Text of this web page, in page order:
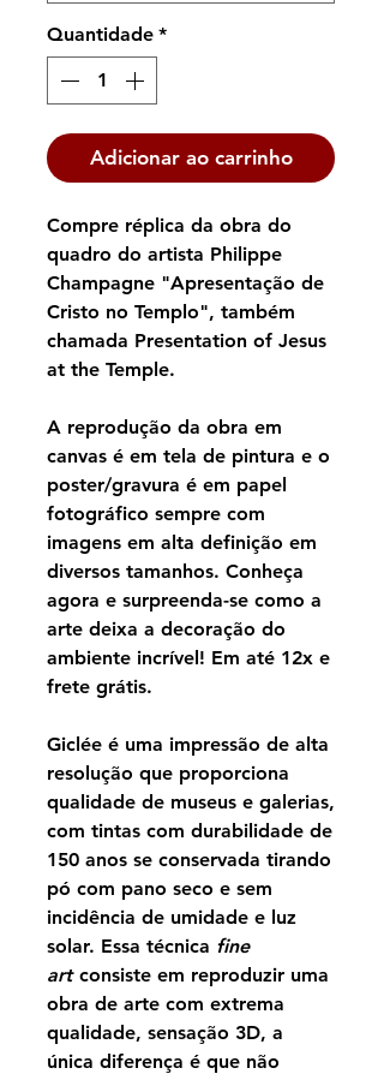
Quantidade *
Adicionar ao carrinho
Compre réplica da obra do
quadro do artista Philippe
Champagne "Apresentação de
Cristo no Templo", também
chamada Presentation of Jesus
at the Temple.
A reprodução da obra em
canvas é em tela de pintura e o
poster/gravura é em papel
fotográfico sempre com
imagens em alta definição em
diversos tamanhos. Conheça
agora e surpreenda-se como a
arte deixa a decoração do
ambiente incrível! Em até 12x e
frete grátis.
Giclée é uma impressão de alta
resolução que proporciona
qualidade de museus e galerias,
com tintas com durabilidade de
150 anos se conservada tirando
pó com pano seco e sem
incidência de umidade e luz
solar. Essa técnica fine
artconsiste em reproduzir uma
obra de arte com extrema
qualidade, sensação 3D, a
única diferença é que não